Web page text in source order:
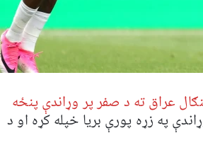
عراق ته د صفر پر وړاندې پنځه
په زړه پورې بریا خپله کړه او د